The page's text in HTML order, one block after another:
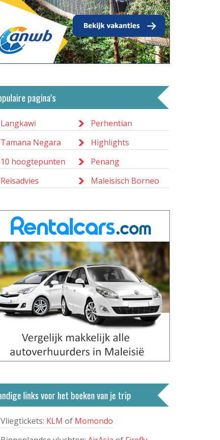
pagina’s
Langkawi
Perhentian
Tamana Negara
Highlights
10 hoogtepunten
Penang
Reisadvies
Maleisisch Borneo
links voor het boeken van je trip
Vliegtickets: KLM of Momondo